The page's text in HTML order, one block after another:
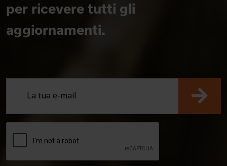
per ricevere tutti gli
aggiornamenti.